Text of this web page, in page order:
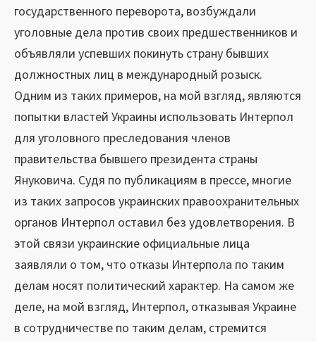
государственного переворота, возбуждали
уголовные дела против своих предшественников и
объявляли успевших покинуть страну бывших
должностных лиц в международный розыск.
Одним из таких примеров, на мой взгляд, являются
попытки властей Украины использовать Интерпол
для уголовного преследования членов
правительства бывшего президента страны
Януковича. Судя по публикациям в прессе, многие
из таких запросов украинских правоохранительных
органов Интерпол оставил без удовлетворения. В
этой связи украинские официальные лица
заявляли о том, что отказы Интерпола по таким
делам носят политический характер. На самом же
деле, на мой взгляд, Интерпол, отказывая Украине
в сотрудничестве по таким делам, стремится